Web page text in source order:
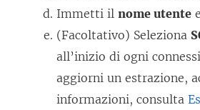
Immetti ilnome utente
(Facoltativo) Seleziona
all’inizio di ogni
aggiorni un estrazione,
informazioni, consulta